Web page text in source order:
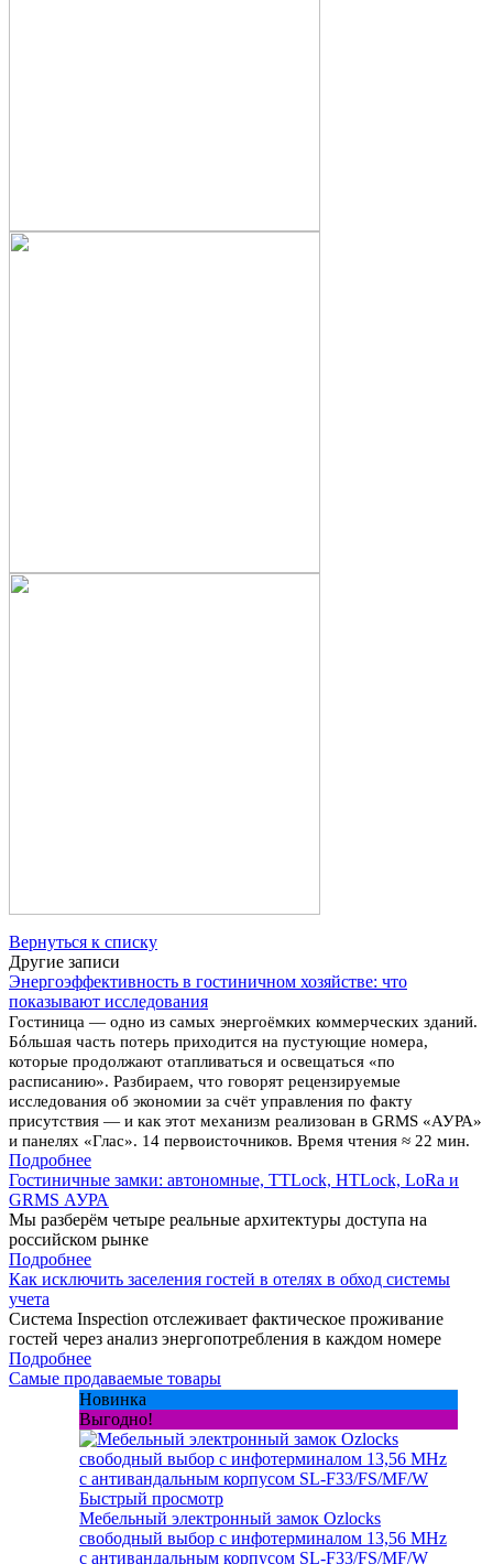
Вернуться к списку
Другие записи
Энергоэффективность в гостиничном хозяйстве: что
показывают исследования
Гостиница — одно из самых энергоёмких коммерческих зданий.
Бóльшая часть потерь приходится на пустующие номера,
которые продолжают отапливаться и освещаться «по
расписанию». Разбираем, что говорят рецензируемые
исследования об экономии за счёт управления по факту
присутствия — и как этот механизм реализован в GRMS «АУРА»
и панелях «Глас». 14 первоисточников. Время чтения ≈ 22 мин.
Подробнее
Гостиничные замки: автономные, TTLock, HTLock, LoRa и
GRMS АУРА
Мы разберём четыре реальные архитектуры доступа на
российском рынке
Подробнее
Как исключить заселения гостей в отелях в обход системы
учета
Система Inspection отслеживает фактическое проживание
гостей через анализ энергопотребления в каждом номере
Подробнее
Самые продаваемые товары
Новинка
Выгодно!
Быстрый просмотр
Мебельный электронный замок Ozlocks
свободный выбор с инфотерминалом 13,56 MHz
с антивандальным корпусом SL-F33/FS/MF/W